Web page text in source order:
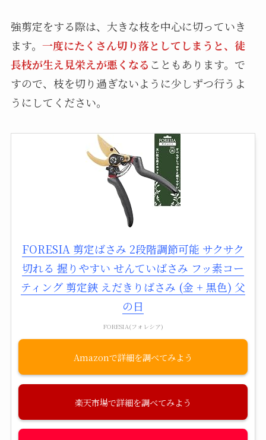
強剪定をする際は、大きな枝を中心に切っていき
ます。 一度にたくさん切り落としてしまうと、徒
長枝が生え見栄えが悪くなる こともあります。で
すので、枝を切り過ぎないように少しずつ行うよ
うにしてください。
FORESIA 剪定ばさみ 2段階調節可能 サクサク
切れる 握りやすい せんていばさみ フッ素コー
ティング 剪定鋏 えだきりばさみ (金 + 黒色) 父
の日
FORESIA(フォレシア)
Amazon
楽天市場